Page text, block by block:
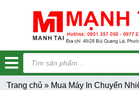
Tìm
kiếm
sản
phẩm
Trang chủ » Mua Máy In Chuyển